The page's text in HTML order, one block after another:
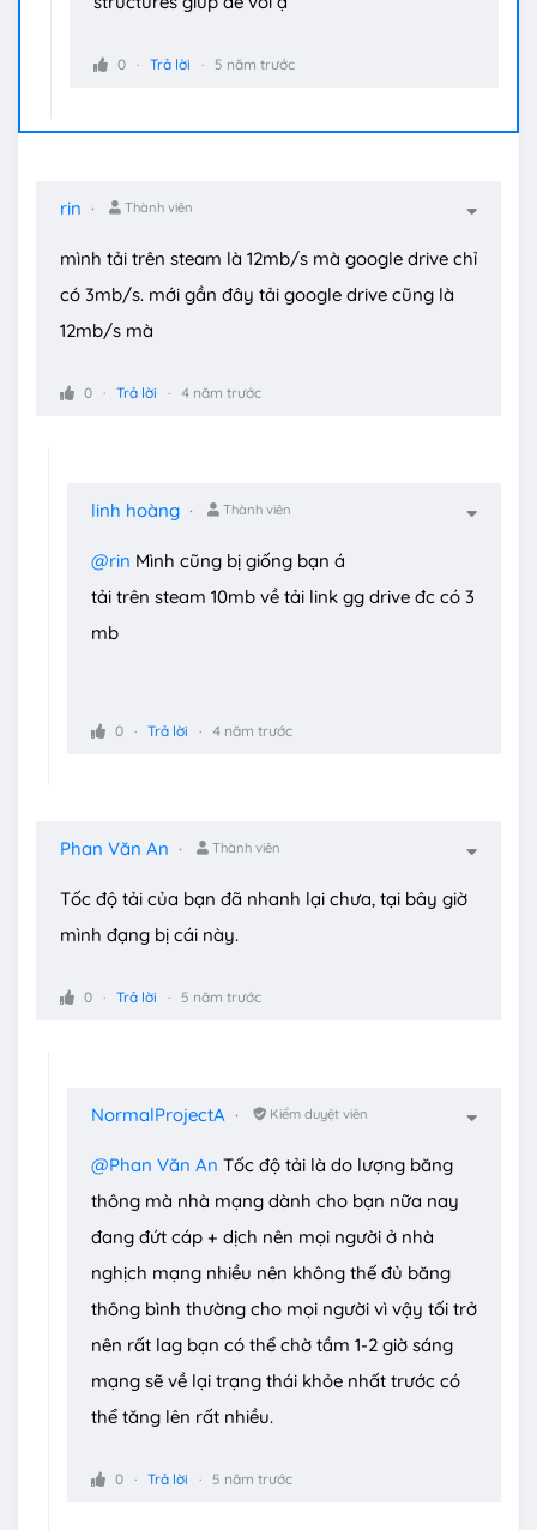
0 Trả lời 5 năm trước
rin Thành viên
mình tải trên steam là 12mb/s mà google drive chỉ
có 3mb/s. mới gần đây tải google drive cũng là
12mb/s mà
0 Trả lời 4 năm trước
linh hoàng Thành viên
@rin Mình cũng bị giống bạn á
tải trên steam 10mb về tải link gg drive đc có 3
mb
0 Trả lời 4 năm trước
Phan Văn An Thành viên
Tốc độ tải của bạn đã nhanh lại chưa, tại bây giờ
mình đạng bị cái này.
0 Trả lời 5 năm trước
NormalProjectA Kiểm duyệt viên
@Phan Văn An Tốc độ tải là do lượng băng
thông mà nhà mạng dành cho bạn nữa nay
đang đứt cáp + dịch nên mọi người ở nhà
nghịch mạng nhiều nên không thế đủ băng
thông bình thường cho mọi người vì vậy tối trở
nên rất lag bạn có thể chờ tầm 1-2 giờ sáng
mạng sẽ về lại trạng thái khỏe nhất trước có
thể tăng lên rất nhiều.
0 Trả lời 5 năm trước